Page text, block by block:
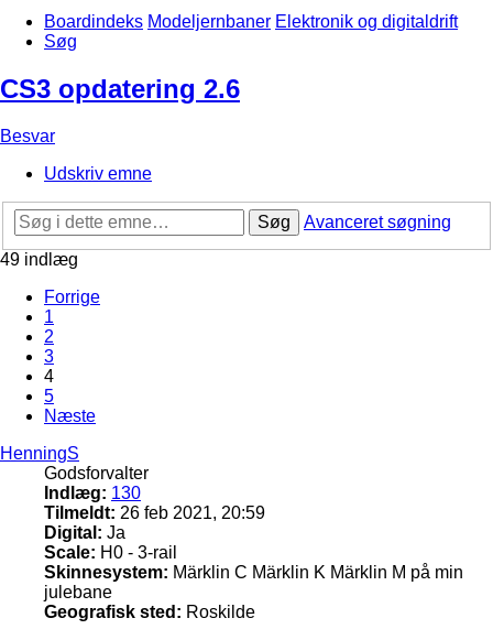
Boardindeks Modeljernbaner Elektronik og digitaldrift
Søg
CS3 opdatering 2.6
Besvar
Udskriv emne
Søg
Avanceret søgning
49 indlæg
Forrige
1
2
3
4
5
Næste
HenningS
Godsforvalter
Indlæg: 130
Tilmeldt: 26 feb 2021, 20:59
Digital: Ja
Scale: H0 - 3-rail
Skinnesystem: Märklin C Märklin K Märklin M på min
julebane
Geografisk sted: Roskilde